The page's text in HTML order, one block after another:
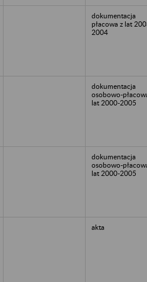
dokumentacja
płacowa z lat
2004
dokumentacja
osobowo-
lat 2000-2005
dokumentacja
osobowo-
lat 2000-2005
akta